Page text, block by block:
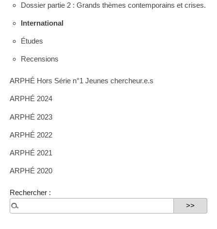
Dossier partie 2 : Grands thèmes contemporains et crises.
International
Études
Recensions
ARPHÉ Hors Série n°1 Jeunes chercheur.e.s
ARPHÉ 2024
ARPHÉ 2023
ARPHÉ 2022
ARPHÉ 2021
ARPHÉ 2020
Rechercher :